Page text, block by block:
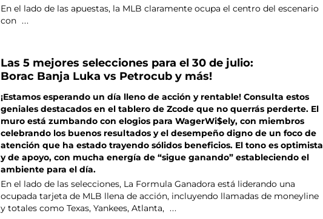
En el lado de las apuestas, la MLB claramente ocupa el centro del escenario
con ...
Las 5 mejores selecciones para el 30 de julio:
Borac Banja Luka vs Petrocub y más!
¡Estamos esperando un día lleno de acción y rentable! Consulta estos
geniales destacados en el tablero de Zcode que no querrás perderte. El
muro está zumbando con elogios para WagerWi$ely, con miembros
celebrando los buenos resultados y el desempeño digno de un foco de
atención que ha estado trayendo sólidos beneficios. El tono es optimista
y de apoyo, con mucha energía de “sigue ganando” estableciendo el
ambiente para el día.
En el lado de las selecciones, La Formula Ganadora está liderando una
ocupada tarjeta de MLB llena de acción, incluyendo llamadas de moneyline
y totales como Texas, Yankees, Atlanta, ...